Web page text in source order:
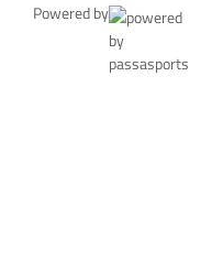
Powered by